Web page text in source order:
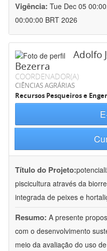
Vigência: Tue Dec 05
00:00:00 BRT 2026
Adolfo
Bezerra
COORDENADOR(A)
CIÊNCIAS AGRÁRIAS
Recursos Pesqueiros e
Título do Projeto:
piscicultura através da
integrada de peixes e
Resumo: A presente
com o desenvolvimento
meio da avaliação do uso